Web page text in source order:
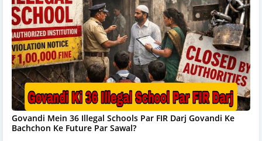
Govandi Mein 36 Illegal Schools Par FIR Darj Govandi Ke
Bachchon Ke Future Par Sawal?